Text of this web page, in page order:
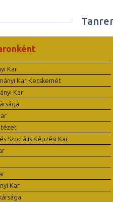
Kar
Kar Kecskemét
Kar
Szociális Képzési Kar
Kar